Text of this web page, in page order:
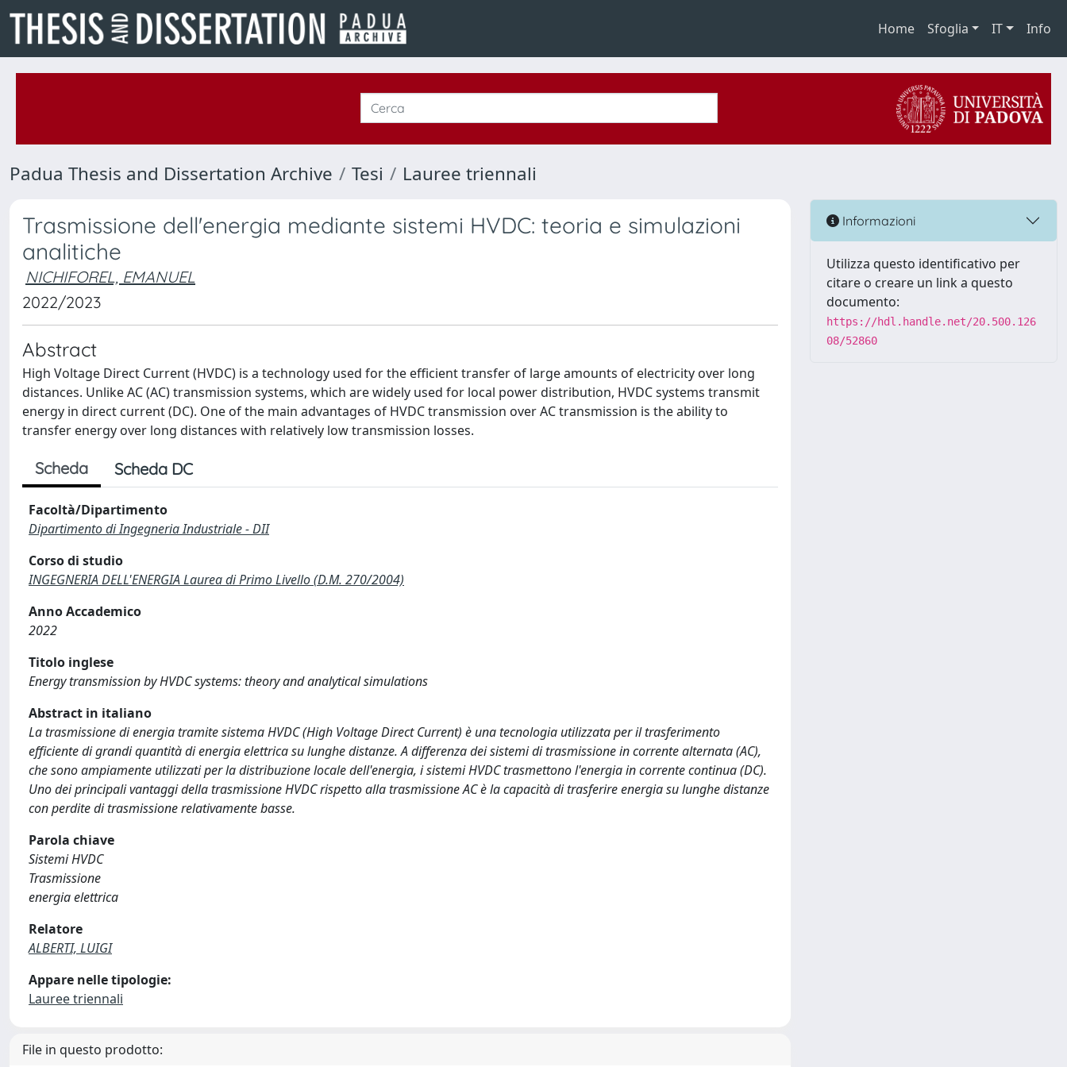
Home Sfoglia IT Info
Padua Thesis and Dissertation Archive Tesi Lauree triennali
Trasmissione dell'energia mediante sistemi HVDC: teoria e simulazioni
analitiche
NICHIFOREL, EMANUEL
2022/2023
Abstract
High Voltage Direct Current (HVDC) is a technology used for the efficient transfer of large amounts of electricity over long
distances. Unlike AC (AC) transmission systems, which are widely used for local power distribution, HVDC systems transmit
energy in direct current (DC). One of the main advantages of HVDC transmission over AC transmission is the ability to
transfer energy over long distances with relatively low transmission losses.
Scheda Scheda DC
Facoltà/Dipartimento
Dipartimento di Ingegneria Industriale - DII
Corso di studio
INGEGNERIA DELL'ENERGIA Laurea di Primo Livello (D.M. 270/2004)
Anno Accademico
2022
Titolo inglese
Energy transmission by HVDC systems: theory and analytical simulations
Abstract in italiano
La trasmissione di energia tramite sistema HVDC (High Voltage Direct Current) è una tecnologia utilizzata per il trasferimento
efficiente di grandi quantità di energia elettrica su lunghe distanze. A differenza dei sistemi di trasmissione in corrente alternata (AC),
che sono ampiamente utilizzati per la distribuzione locale dell'energia, i sistemi HVDC trasmettono l'energia in corrente continua (DC).
Uno dei principali vantaggi della trasmissione HVDC rispetto alla trasmissione AC è la capacità di trasferire energia su lunghe distanze
con perdite di trasmissione relativamente basse.
Parola chiave
Sistemi HVDC
Trasmissione
energia elettrica
Relatore
ALBERTI, LUIGI
Appare nelle tipologie:
Lauree triennali
File in questo prodotto:
Informazioni
Utilizza questo identificativo per
citare o creare un link a questo
documento:
https://hdl.handle.net/20.500.126
08/52860